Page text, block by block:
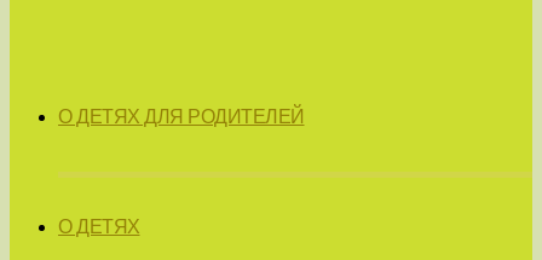
О ДЕТЯХ ДЛЯ РОДИТЕЛЕЙ
О ДЕТЯХ